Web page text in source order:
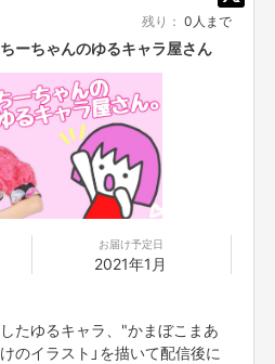
残り： 0人まで
ーちゃんのゆるキャラ屋さん
お届け予定日
2021年1月
たゆるキャラ、"かまぼこまあ
のイラスト」を描いて配信後に